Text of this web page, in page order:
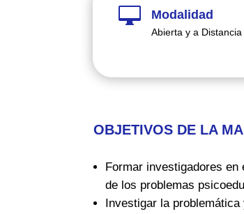
 Modalidad
Abierta y a Distancia
OBJETIVOS DE LA
Formar investigadores
de los problemas
Investigar la